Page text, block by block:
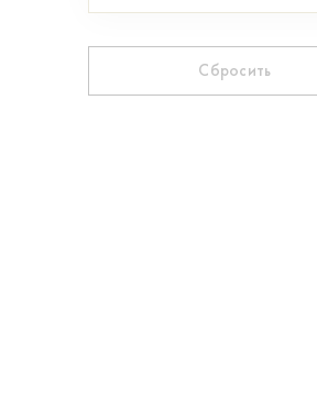
Сбросить